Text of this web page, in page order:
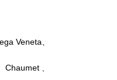
Veneta、